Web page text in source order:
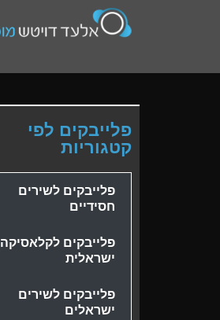
פלייבקים לפי
קטגוריות
פלייבקים לשירים
חסידיים
פלייבקים לקלאסיקה
ישראלית
פלייבקים לשירים
ישראלים